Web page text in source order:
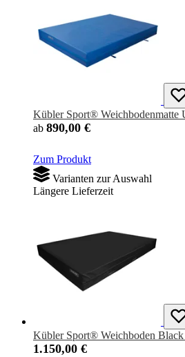
Kübler Sport®
ab 890,00 €
Zum Produkt
Varianten zur Auswahl
Längere Lieferzeit
Kübler Sport® Weichboden
1.150,00 €